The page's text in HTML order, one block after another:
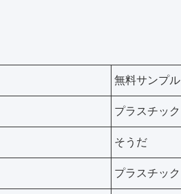
無料サンプル
プラスチック
そうだ
プラスチック